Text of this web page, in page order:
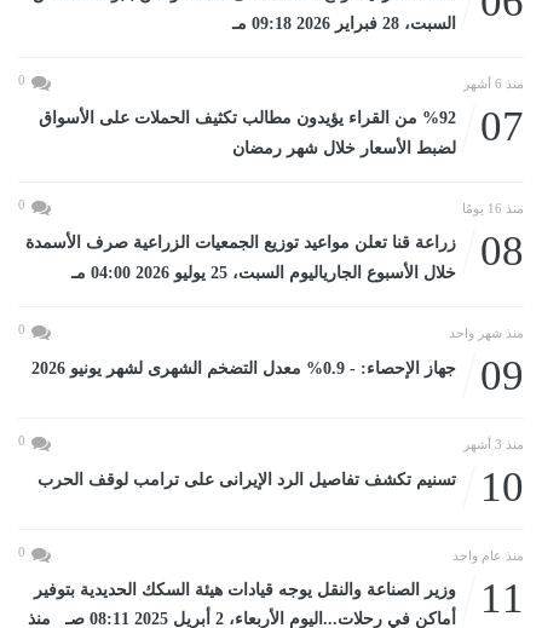
السبت، 28 فبراير 2026 09:18 مـ
منذ 6 أشهر 0
07
%92 من القراء يؤيدون مطالب تكثيف الحملات على الأسواق
لضبط الأسعار خلال شهر رمضان
منذ 16 يومًا 0
08
زراعة قنا تعلن مواعيد توزيع الجمعيات الزراعية صرف الأسمدة
خلال الأسبوع الجارياليوم السبت، 25 يوليو 2026 04:00 مـ
منذ شهر واحد 0
09 جهاز الإحصاء: - 0.9% معدل التضخم الشهرى لشهر يونيو 2026
منذ 3 أشهر 0
10 تسنيم تكشف تفاصيل الرد الإيرانى على ترامب لوقف الحرب
منذ عام واحد 0
11
وزير الصناعة والنقل يوجه قيادات هيئة السكك الحديدية بتوفير
أماكن في رحلات...اليوم الأربعاء، 2 أبريل 2025 08:11 صـ منذ